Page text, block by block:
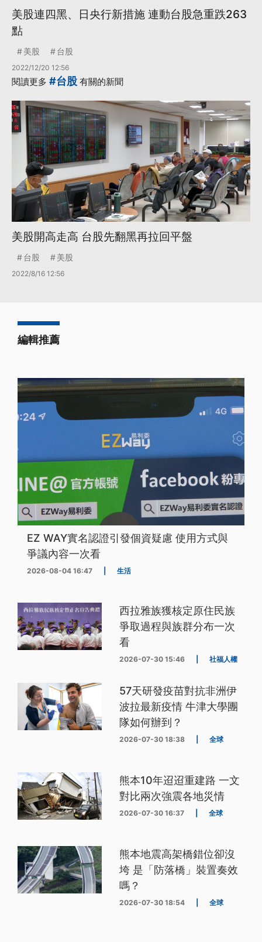
美股連四黑、日央行新措施 連動台股急重跌263
點
美股 台股
2022/12/20 12:56
閱讀更多 #台股 有關的新聞
美股開高走高 台股先翻黑再拉回平盤
台股 美股
2022/8/16 12:56
編輯推薦
EZ WAY實名認證引發個資疑慮 使用方式與
爭議內容一次看
2026-08-04 16:47 生活
西拉雅族獲核定原住民族
爭取過程與族群分布一次
看
2026-07-30 15:46 社福人權
57天研發疫苗對抗非洲伊
波拉最新疫情 牛津大學團
隊如何辦到？
2026-07-30 18:38 全球
熊本10年迢迢重建路 一文
對比兩次強震各地災情
2026-07-30 16:37 全球
熊本地震高架橋錯位卻沒
垮 是「防落橋」裝置奏效
嗎？
2026-07-30 18:54 全球